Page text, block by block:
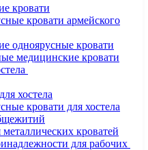
кровати
кровати армейского
одноярусные кровати
медицинские кровати
хостела
кровати для хостела
кроватей
для рабочих